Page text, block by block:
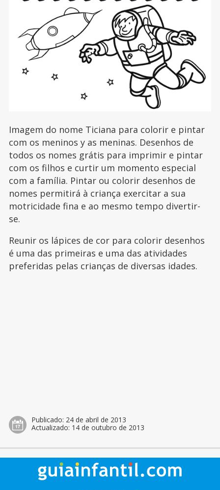
Imagem do nome Ticiana para colorir e pintar
com os meninos y as meninas. Desenhos de
todos os nomes grátis para imprimir e pintar
com os filhos e curtir um momento especial
com a família. Pintar ou colorir desenhos de
nomes permitirá à criança exercitar a sua
motricidade fina e ao mesmo tempo divertir-
se.
Reunir os lápices de cor para colorir desenhos
é uma das primeiras e uma das atividades
preferidas pelas crianças de diversas idades.
Publicado: 24 de abril de 2013
Actualizado: 14 de outubro de 2013